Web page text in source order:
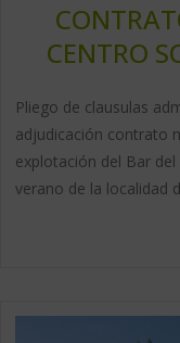
CENTRO
Pliego de clausulas
adjudicación contrato
explotación del Bar
verano de la localidad